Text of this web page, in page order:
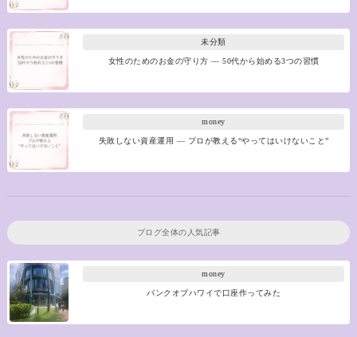
未分類
女性のためのお金の守り方 ― 50代から始める3つの習慣
money
失敗しない資産運用 ― プロが教える“やってはいけないこと”
ブログ全体の人気記事
money
バンクオブハワイで口座作ってみた